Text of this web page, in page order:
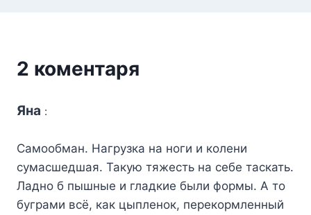
2 коментаря
Яна :
Самообман. Нагрузка на ноги и колени
сумасшедшая. Такую тяжесть на себе таскать.
Ладно б пышные и гладкие были формы. А то
буграми всё, как цыпленок, перекормленный